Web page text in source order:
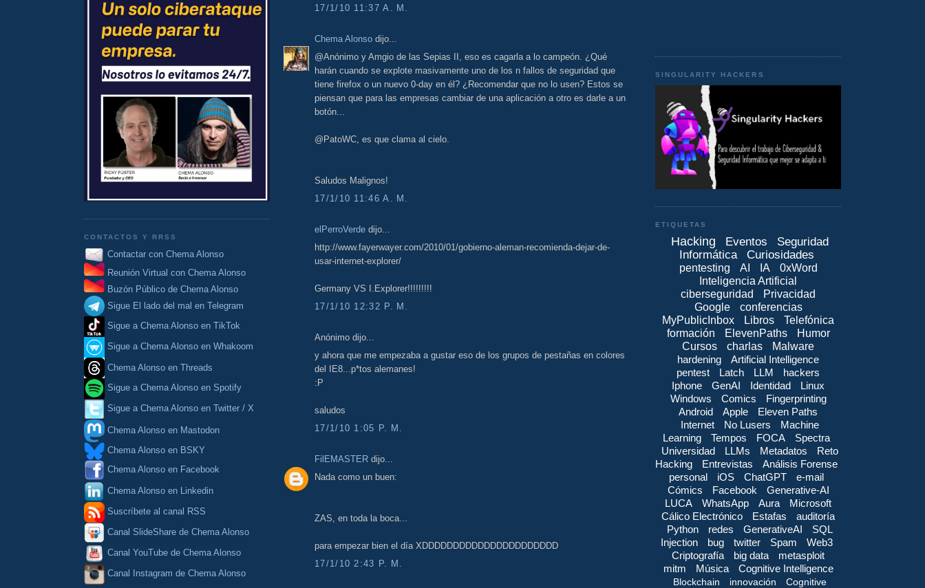
CONTACTOS Y RRSS
Contactar con Chema Alonso
Reunión Virtual con Chema Alonso
Buzón Público de Chema Alonso
Sigue El lado del mal en Telegram
Sigue a Chema Alonso en TikTok
Sigue a Chema Alonso en Whakoom
Chema Alonso en Threads
Sigue a Chema Alonso en Spotify
Sigue a Chema Alonso en Twitter / X
Chema Alonso en Mastodon
Chema Alonso en BSKY
Chema Alonso en Facebook
Chema Alonso en Linkedin
Suscríbete al canal RSS
Canal SlideShare de Chema Alonso
Canal YouTube de Chema Alonso
Canal Instagram de Chema Alonso
17/1/10 11:37 A. M.
Chema Alonso dijo...
@Anónimo y Amgio de las Sepias II, eso es cagarla a lo campeón. ¿Qué
harán cuando se explote masivamente uno de los n fallos de seguridad que
tiene firefox o un nuevo 0-day en él? ¿Recomendar que no lo usen? Estos se
piensan que para las empresas cambiar de una aplicación a otro es darle a un
botón...
@PatoWC, es que clama al cielo.
Saludos Malignos!
17/1/10 11:46 A. M.
elPerroVerde dijo...
http://www.fayerwayer.com/2010/01/gobierno-aleman-recomienda-dejar-de-
usar-internet-explorer/
Germany VS I.Explorer!!!!!!!!!
17/1/10 12:32 P. M.
Anónimo dijo...
y ahora que me empezaba a gustar eso de los grupos de pestañas en colores
del IE8...p*tos alemanes!
:P
saludos
17/1/10 1:05 P. M.
FilEMASTER dijo...
Nada como un buen:
ZAS, en toda la boca...
para empezar bien el día XDDDDDDDDDDDDDDDDDDDDDD
17/1/10 2:43 P. M.
SINGULARITY HACKERS
ETIQUETAS
Hacking Eventos
Seguridad
Informática
Curiosidades
pentesting AI IA
0xWord
Inteligencia Artificial
ciberseguridad
Privacidad
Google
conferencias
MyPublicInbox
Libros
Telefónica
formación
ElevenPaths
Humor
Cursos
charlas
Malware
hardening
Artificial Intelligence
pentest
Latch LLM
hackers
Iphone
GenAI Identidad
Linux
Windows
Comics
Fingerprinting
Android
Apple
Eleven Paths
Internet
No Lusers
Machine
Learning
Tempos FOCA
Spectra
Universidad
LLMs Metadatos
Reto
Hacking
Entrevistas
Análisis Forense
personal
iOS ChatGPT
e-mail
Cómics
Facebook
Generative-AI
LUCA
WhatsApp Aura
Microsoft
Cálico Electrónico
Estafas
auditoría
Python
redes GenerativeAI
SQL
Injection
bug twitter Spam
Web3
Criptografía
big data
metasploit
mitm
Música Cognitive Intelligence
Blockchain innovación
Cognitive